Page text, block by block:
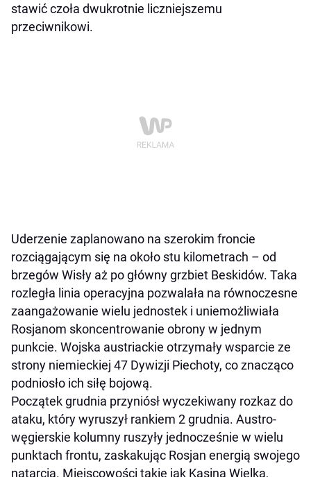
stawić czoła dwukrotnie liczniejszemu
przeciwnikowi.
Uderzenie zaplanowano na szerokim froncie
rozciągającym się na około stu kilometrach – od
brzegów Wisły aż po główny grzbiet Beskidów. Taka
rozległa linia operacyjna pozwalała na równoczesne
zaangażowanie wielu jednostek i uniemożliwiała
Rosjanom skoncentrowanie obrony w jednym
punkcie. Wojska austriackie otrzymały wsparcie ze
strony niemieckiej 47 Dywizji Piechoty, co znacząco
podniosło ich siłę bojową.
Początek grudnia przyniósł wyczekiwany rozkaz do
ataku, który wyruszył rankiem 2 grudnia. Austro-
węgierskie kolumny ruszyły jednocześnie w wielu
punktach frontu, zaskakując Rosjan energią swojego
natarcia. Miejscowości takie jak Kasina Wielka,